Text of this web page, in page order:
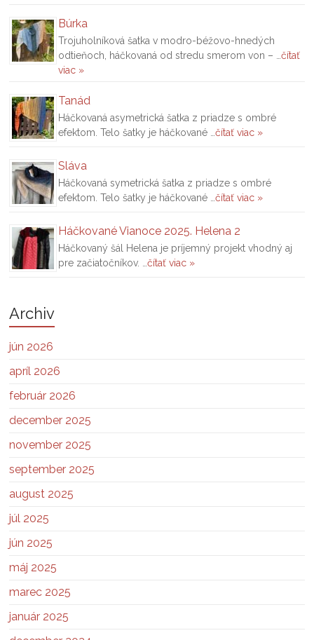
Búrka
Trojuholníková šatka v modro-béžovo-hnedých
odtieňoch, háčkovaná od stredu smerom von – …čítať
viac »
Tanád
Háčkovaná asymetrická šatka z priadze s ombré
efektom. Telo šatky je háčkované …čítať viac »
Sláva
Háčkovaná symetrická šatka z priadze s ombré
efektom. Telo šatky je háčkované …čítať viac »
Háčkované Vianoce 2025. Helena 2
Háčkovaný šál Helena je príjemný projekt vhodný aj
pre začiatočníkov. …čítať viac »
Archiv
jún 2026
apríl 2026
február 2026
december 2025
november 2025
september 2025
august 2025
júl 2025
jún 2025
máj 2025
marec 2025
január 2025